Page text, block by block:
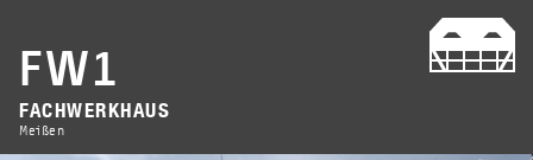
PROJEKTE
FW1
FACHWERKHAUS
Meißen